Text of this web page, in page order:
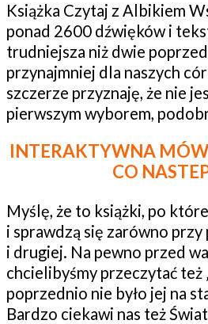
Książka Czytaj z Albikiem
ponad 2600 dźwięków i
trudniejsza niż dwie
przynajmniej dla naszych
szczerze przyznaję, że nie
pierwszym wyborem,
INTERAKTYWNA
CO
Myślę, że to książki, po
i sprawdzą się zarówno
i drugiej. Na pewno przed
chcielibyśmy przeczytać też
poprzednio nie było jej na
Bardzo ciekawi nas też